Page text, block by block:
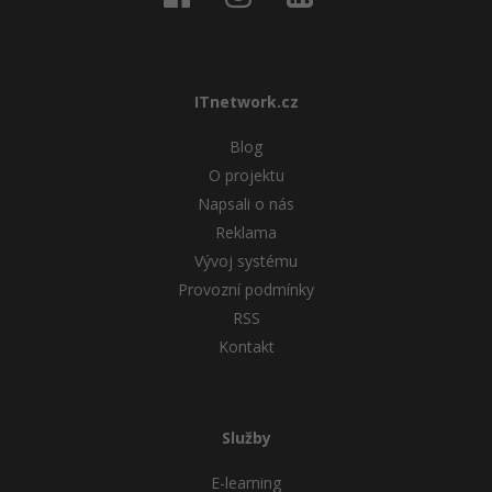
Kybernetická bezpečnost
Elektronický podpis
ITnetwork.cz
Blog
O projektu
Napsali o nás
Reklama
Vývoj systému
Provozní podmínky
RSS
Kontakt
Služby
E-learning